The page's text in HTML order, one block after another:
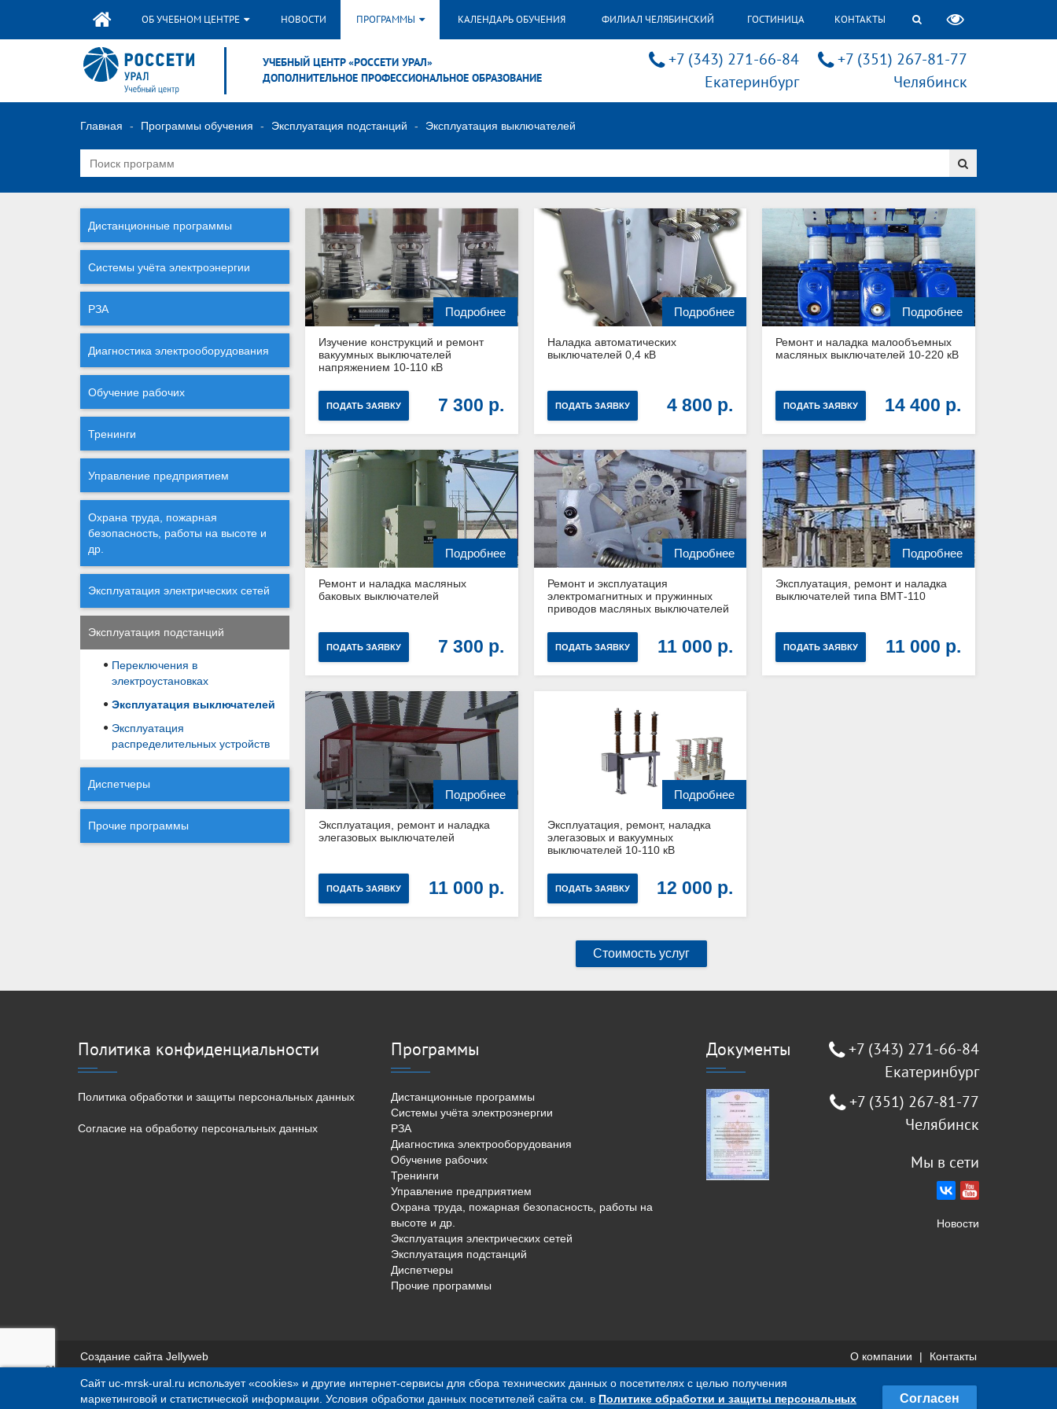
ОБ УЧЕБНОМ ЦЕНТРЕ НОВОСТИ ПРОГРАММЫ КАЛЕНДАРЬ ОБУЧЕНИЯ ФИЛИАЛ ЧЕЛЯБИНСКИЙ ГОСТИНИЦА КОНТАКТЫ
УЧЕБНЫЙ ЦЕНТР «РОССЕТИ УРАЛ»
ДОПОЛНИТЕЛЬНОЕ ПРОФЕССИОНАЛЬНОЕ ОБРАЗОВАНИЕ
+7 (343) 271-66-84
Екатеринбург
+7 (351) 267-81-77
Челябинск
Главная Программы обучения Эксплуатация подстанций Эксплуатация выключателей
Дистанционные программы
Системы учёта электроэнергии
РЗА
Диагностика электрооборудования
Обучение рабочих
Тренинги
Управление предприятием
Охрана труда, пожарная
безопасность, работы на высоте и
др.
Эксплуатация электрических сетей
Эксплуатация подстанций
Переключения в
электроустановках
Эксплуатация выключателей
Эксплуатация
распределительных устройств
Диспетчеры
Прочие программы
Подробнее
Изучение конструкций и ремонт
вакуумных выключателей
напряжением 10-110 кВ
ПОДАТЬ ЗАЯВКУ 7 300
Подробнее
Наладка автоматических
выключателей 0,4 кВ
ПОДАТЬ ЗАЯВКУ 4 800
Подробнее
Ремонт и наладка малообъемных
масляных выключателей 10-220 кВ
ПОДАТЬ ЗАЯВКУ 14 400
Подробнее
Ремонт и наладка масляных
баковых выключателей
ПОДАТЬ ЗАЯВКУ 7 300
Подробнее
Ремонт и эксплуатация
электромагнитных и пружинных
приводов масляных выключателей
ПОДАТЬ ЗАЯВКУ 11 000
Подробнее
Эксплуатация, ремонт и наладка
выключателей типа ВМТ-110
ПОДАТЬ ЗАЯВКУ 11 000
Подробнее
Эксплуатация, ремонт и наладка
элегазовых выключателей
ПОДАТЬ ЗАЯВКУ 11 000
Подробнее
Эксплуатация, ремонт, наладка
элегазовых и вакуумных
выключателей 10-110 кВ
ПОДАТЬ ЗАЯВКУ 12 000
Стоимость услуг
Политика конфиденциальности
Политика обработки и защиты персональных данных
Согласие на обработку персональных данных
Программы
Дистанционные программы
Системы учёта электроэнергии
РЗА
Диагностика электрооборудования
Обучение рабочих
Тренинги
Управление предприятием
Охрана труда, пожарная безопасность, работы на
высоте и др.
Эксплуатация электрических сетей
Эксплуатация подстанций
Диспетчеры
Прочие программы
Документы
+7 (343) 271-66-84
Екатеринбург
+7 (351) 267-81-77
Челябинск
Мы в сети
Новости
Создание сайта Jellyweb О компании Контакты
Вся представленная на сайте информация носит исключительно информационный характер и ни при каких условиях не является публичной офертой, определяемой
Сайт uc-mrsk-ural.ru использует «cookies» и другие интернет-сервисы для сбора технических данных о посетителях с целью получения
маркетинговой и статистической информации. Условия обработки данных посетителей сайта см. в Политике обработки и защиты персональных
Согласен